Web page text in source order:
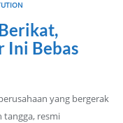
Ini Bebas
yang bergerak
resmi